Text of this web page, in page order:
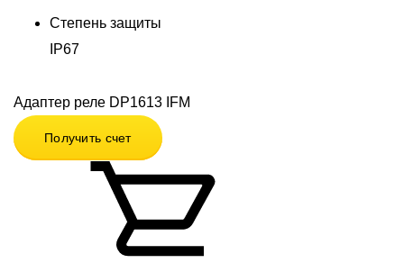
Степень защиты
IP67
Адаптер реле DP1613 IFM
Получить счет